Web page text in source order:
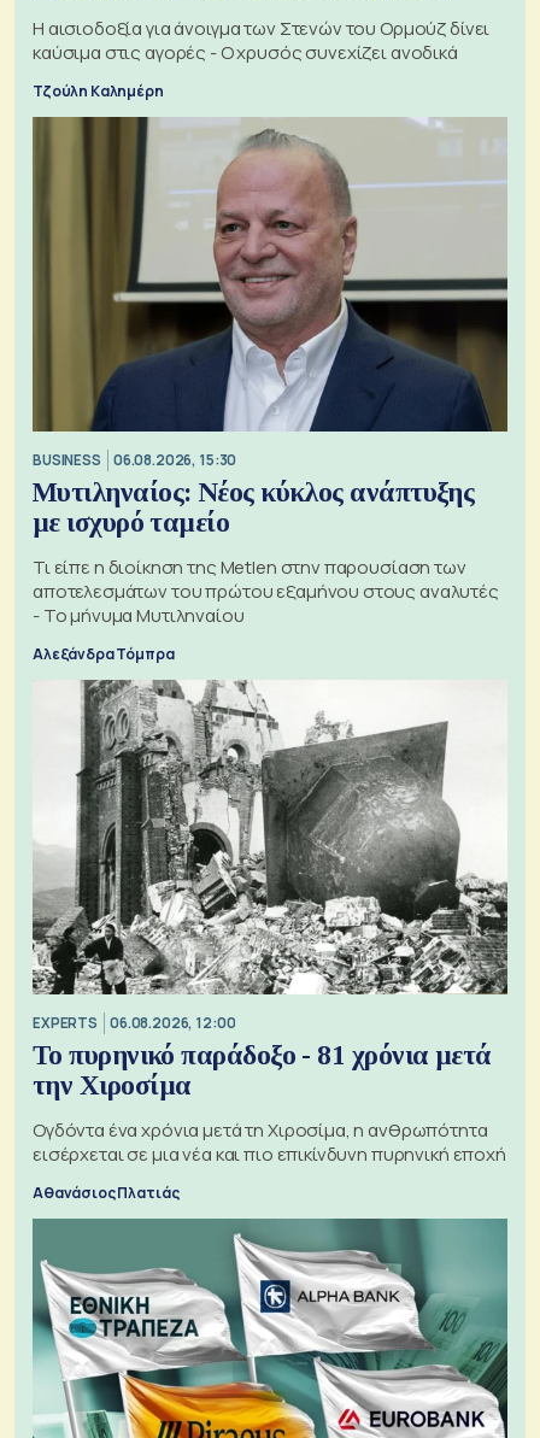
Η αισιοδοξία για άνοιγμα των Στενών του Ορμούζ δίνει
καύσιμα στις αγορές - Ο χρυσός συνεχίζει ανοδικά
Τζούλη Καλημέρη
BUSINESS 06.08.2026, 15:30
Μυτιληναίος: Νέος κύκλος ανάπτυξης
με ισχυρό ταμείο
Τι είπε η διοίκηση της Metlen στην παρουσίαση των
αποτελεσμάτων του πρώτου εξαμήνου στους αναλυτές
- Το μήνυμα Μυτιληναίου
Αλεξάνδρα Τόμπρα
EXPERTS 06.08.2026, 12:00
Το πυρηνικό παράδοξο - 81 χρόνια μετά
την Χιροσίμα
Ογδόντα ένα χρόνια μετά τη Χιροσίμα, η ανθρωπότητα
εισέρχεται σε μια νέα και πιο επικίνδυνη πυρηνική εποχή
Αθανάσιος Πλατιάς